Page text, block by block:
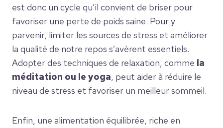
est donc un cycle qu’il convient de briser pour
favoriser une perte de poids saine. Pour y
parvenir, limiter les sources de stress et améliorer
la qualité de notre repos s’avèrent essentiels.
Adopter des techniques de relaxation, comme la
méditation ou le yoga, peut aider à réduire le
niveau de stress et favoriser un meilleur sommeil.
Enfin, une alimentation équilibrée, riche en